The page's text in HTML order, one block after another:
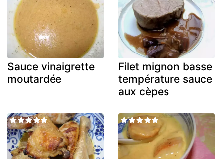
Sauce vinaigrette
moutardée
Filet mignon basse
température sauce
aux cèpes